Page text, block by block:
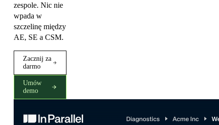
zespole. Nic nie
wpada w
szczelinę między
AE, SE a CSM.
Zacznij za
darmo
Umów
demo